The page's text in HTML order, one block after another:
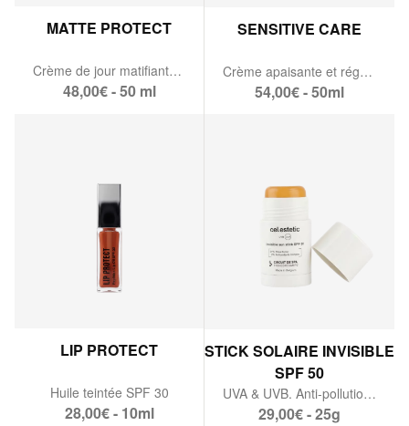
MATTE PROTECT
Crème de jour matifiante SPF 50
48,00€ - 50 ml
SENSITIVE CARE
Crème apaisante et régénérante
54,00€ - 50ml
LIP PROTECT
Huile teintée SPF 30
28,00€ - 10ml
STICK SOLAIRE INVISIBLE
SPF 50
UVA & UVB. Anti-pollution. Antioxydants.
29,00€ - 25g